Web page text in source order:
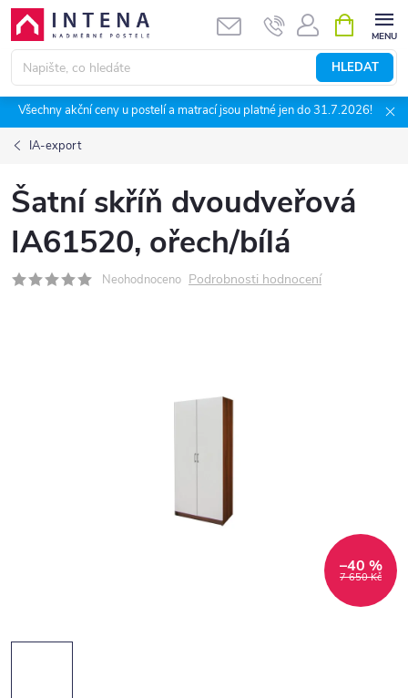
Přejít
obsah
HLEDAT
NÁKUPNÍ
KOŠÍK
Všechny akční ceny u postelí a matrací jsou platné jen do 31.7.2026!
IA-export
Šatní skříň dvoudveřová
IA61520, ořech/bílá
Neohodnoceno Podrobnosti hodnocení
7 650 Kč
–40 %